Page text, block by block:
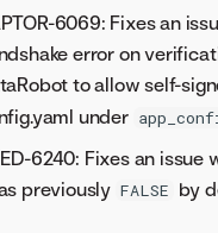
6069: Fixes an
error on
to allow self-
under
6240: Fixes an
previously FALSE by